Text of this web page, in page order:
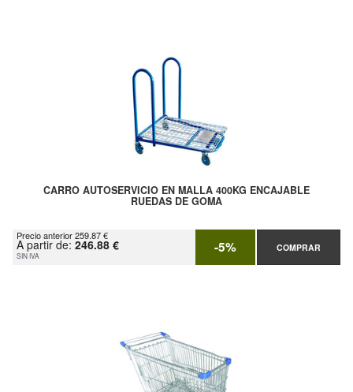
CARRO AUTOSERVICIO EN MALLA 400KG ENCAJABLE
RUEDAS DE GOMA
Precio anterior 259.87 €
A partir de: 246.88 €
SIN IVA -5% COMPRAR